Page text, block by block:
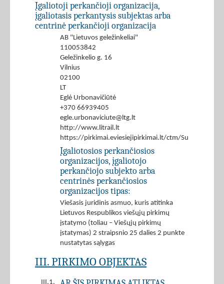
Įgaliotoji perkančioji organizacija,
įgaliotasis perkantysis subjektas arba
centrinė perkančioji organizacija
AB "Lietuvos geležinkeliai"
110053842
Geležinkelio g. 16
Vilnius
02100
LT
Eglė Urbonavičiūtė
+370 66939405
egle.urbonaviciute@ltg.lt
http://www.litrail.lt
https://pirkimai.eviesiejipirkimai.lt/ctm/Supplier/
Įgaliotosios perkančiosios
organizacijos, įgaliotojo
perkančiojo subjekto arba
centrinės perkančiosios
organizacijos tipas:
Viešasis juridinis asmuo, kuris atitinka
Lietuvos Respublikos viešųjų pirkimų
įstatymo (toliau – Viešųjų pirkimų
įstatymas) 2 straipsnio 25 dalies 2 punkte
nustatytas sąlygas
III. PIRKIMO OBJEKTAS
III.1.